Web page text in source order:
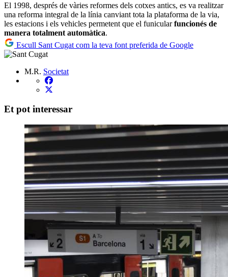
El 1998, després de vàries reformes dels cotxes antics, es va realitzar
una reforma integral de la línia canviant tota la plataforma de la via,
les estacions i els vehicles permetent que el funicularfuncionés de
manera totalment automàtica.
Escull Sant Cugat com la teva font preferida de Google
M.R. Societat
Et pot interessar